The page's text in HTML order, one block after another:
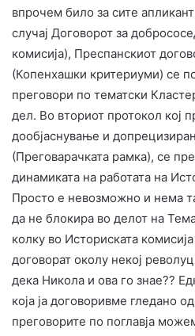
впрочем било за сите
случај Договорот за
комисија), Преспанскиот
(Копенхашки критериуми) се
преговори по тематски
дел. Во вториот протокол кој
дообјаснување и
(Преговарачката рамка), се
динамиката на работата на
Просто е невозможно и нема
да не блокира во делот на
колку во Историската
договорат околу некој
дека Никола и ова го знае??
која ја договоривме гледано
преговорите по поглавја